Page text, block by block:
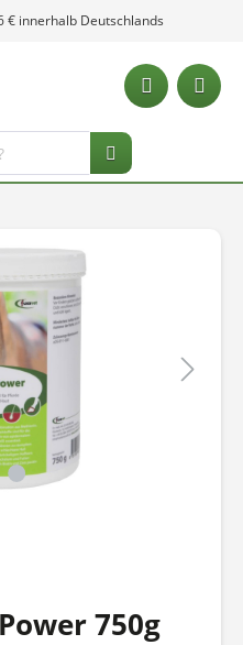
€ innerhalb Deutschlands
750g